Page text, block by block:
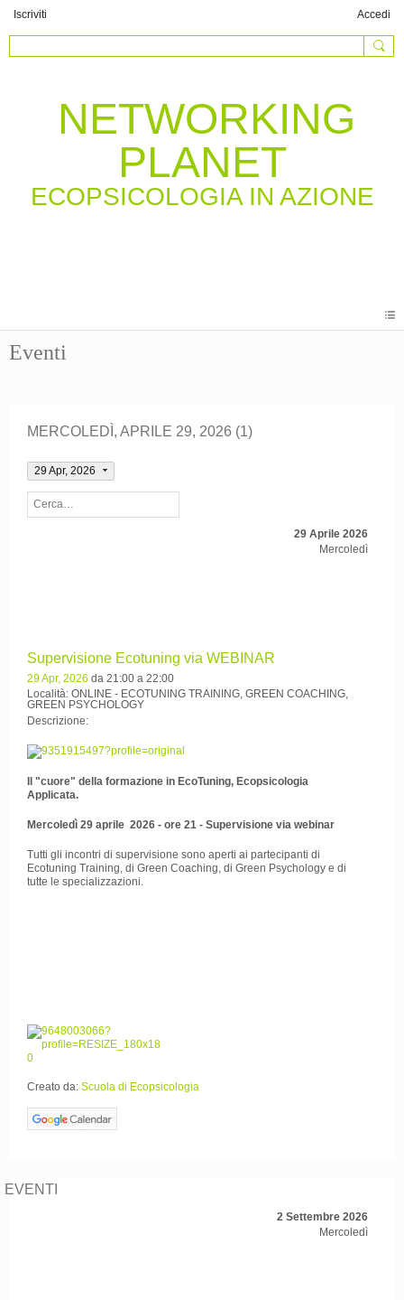
Iscriviti Accedi
NETWORKING
PLANET
Eventi
MERCOLEDÌ, APRILE 29, 2026 (1)
29 Apr, 2026
29 Aprile 2026
Mercoledì
Supervisione Ecotuning via WEBINAR
29 Apr, 2026 da 21:00 a 22:00
Località: ONLINE - ECOTUNING TRAINING, GREEN COACHING,
GREEN PSYCHOLOGY
Descrizione:
Il "cuore" della formazione in EcoTuning, Ecopsicologia
Applicata.
Mercoledì 29 aprile 2026 - ore 21 - Supervisione via webinar
Tutti gli incontri di supervisione sono aperti ai partecipanti di
Ecotuning Training, di Green Coaching, di Green Psychology e di
tutte le specializzazioni.
Creato da: Scuola di Ecopsicologia
EVENTI
2 Settembre 2026
Mercoledì